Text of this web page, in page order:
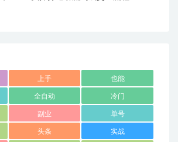
上手 也能
全自动 冷门
副业 单号
头条 实战